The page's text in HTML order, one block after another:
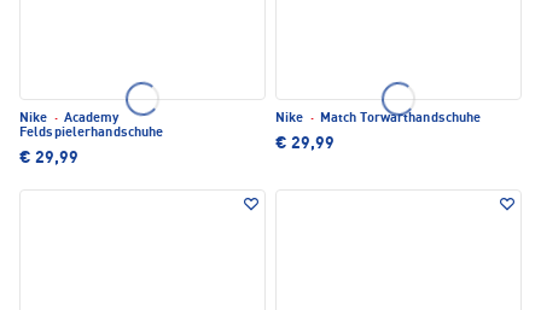
Nike · Academy
Feldspielerhandschuhe
€ 29,99
Nike · Match Torwarthandschuhe
€ 29,99